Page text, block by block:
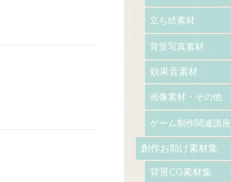
立ち絵素材
背景写真素材
効果音素材
画像素材・その他
ゲーム制作関連講座
創作お助け素材集
背景CG素材集